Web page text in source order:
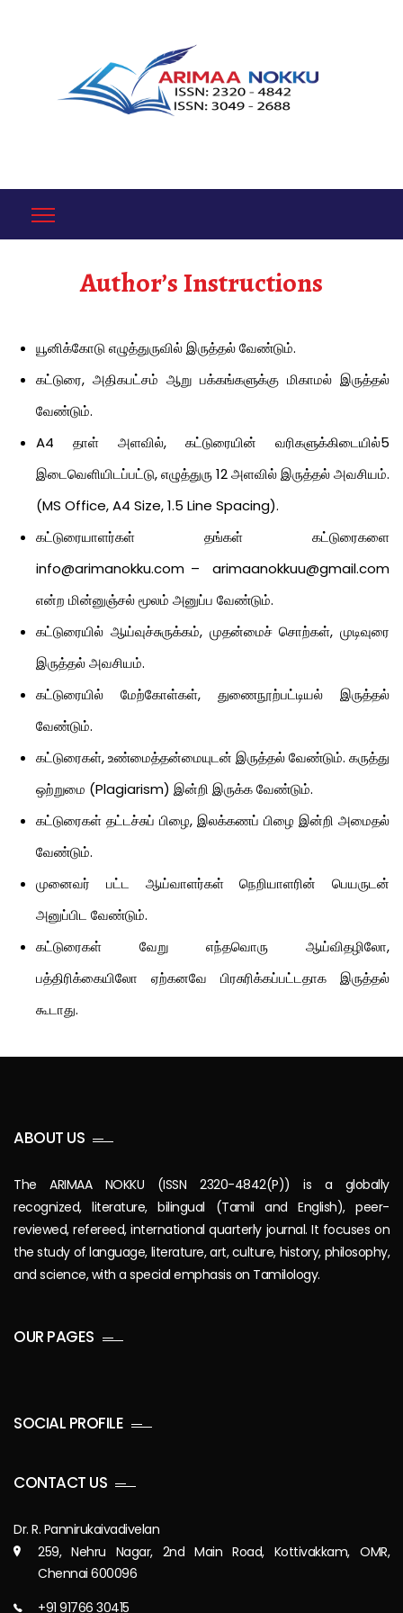
Author’s Instructions
யூனிக்கோடு எழுத்துருவில் இருத்தல் வேண்டும்.
கட்டுரை, அதிகபட்சம் ஆறு பக்கங்களுக்கு மிகாமல் இருத்தல்
வேண்டும்.
A4 தாள் அளவில், கட்டுரையின் வரிகளுக்கிடையில்5
இடைவெளியிடப்பட்டு, எழுத்துரு 12 அளவில் இருத்தல் அவசியம்.
(MS Office, A4 Size, 1.5 Line Spacing).
கட்டுரையாளர்கள் தங்கள் கட்டுரைகளை
info@arimanokku.com – arimaanokkuu@gmail.com
என்ற மின்னுஞ்சல் மூலம் அனுப்ப வேண்டும்.
கட்டுரையில் ஆய்வுச்சுருக்கம், முதன்மைச் சொற்கள், முடிவுரை
இருத்தல் அவசியம்.
கட்டுரையில் மேற்கோள்கள், துணைநூற்பட்டியல் இருத்தல்
வேண்டும்.
கட்டுரைகள், உண்மைத்தன்மையுடன் இருத்தல் வேண்டும். கருத்து
ஒற்றுமை (Plagiarism) இன்றி இருக்க வேண்டும்.
கட்டுரைகள் தட்டச்சுப் பிழை, இலக்கணப் பிழை இன்றி அமைதல்
வேண்டும்.
முனைவர் பட்ட ஆய்வாளர்கள் நெறியாளரின் பெயருடன்
அனுப்பிட வேண்டும்.
கட்டுரைகள் வேறு எந்தவொரு ஆய்விதழிலோ,
பத்திரிக்கையிலோ ஏற்கனவே பிரசுரிக்கப்பட்டதாக இருத்தல்
கூடாது.
ABOUT US
The ARIMAA NOKKU (ISSN 2320-4842(P)) is a globally
recognized, literature, bilingual (Tamil and English), peer-
reviewed, refereed, international quarterly journal. It focuses on
the study of language, literature, art, culture, history, philosophy,
and science, with a special emphasis on Tamilology.
OUR PAGES
SOCIAL PROFILE
CONTACT US
Dr. R. Pannirukaivadivelan
259, Nehru Nagar, 2nd Main Road, Kottivakkam, OMR,
Chennai 600096
+91 91766 30415